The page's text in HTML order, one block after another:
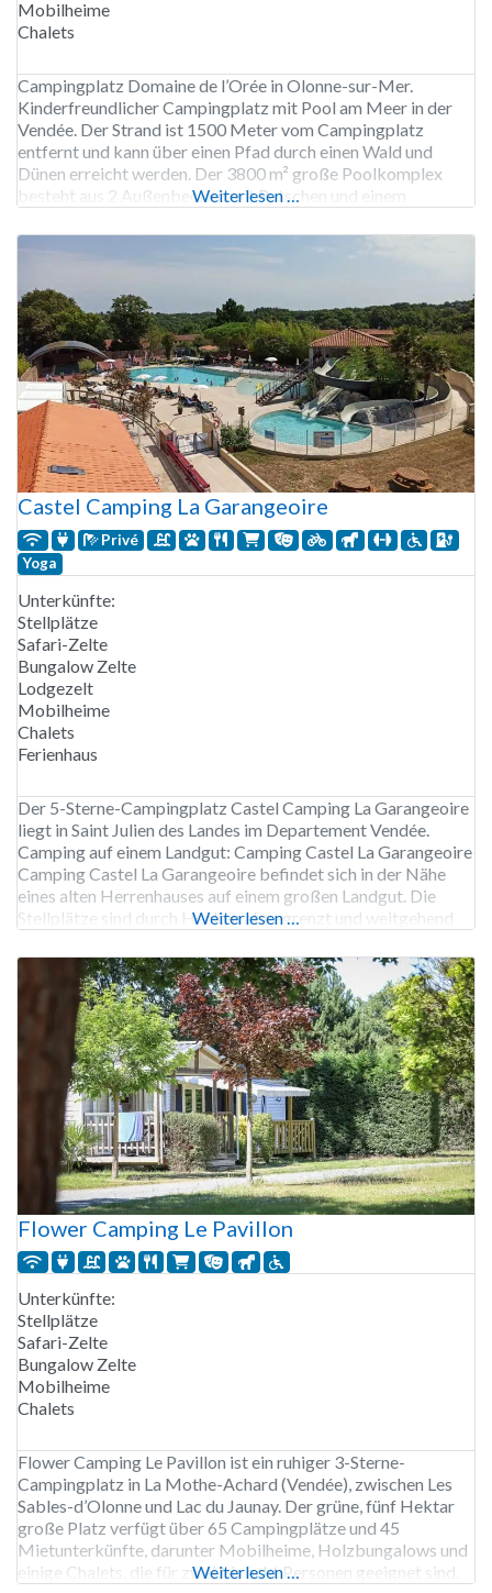
Mobilheime
Chalets
Campingplatz Domaine de l’Orée in Olonne-sur-Mer.
Kinderfreundlicher Campingplatz mit Pool am Meer in der
Vendée. Der Strand ist 1500 Meter vom Campingplatz
entfernt und kann über einen Pfad durch einen Wald und
Dünen erreicht werden. Der 3800 m² große Poolkomplex
besteht aus 2 Außenbecken mit Rutschen und einem
Wasserspielplatz. In der Nähe können Sie
Weiterlesen …
Castel Camping La Garangeoire
Privé
Yoga
Unterkünfte:
Stellplätze
Safari-Zelte
Bungalow Zelte
Lodgezelt
Mobilheime
Chalets
Ferienhaus
Der 5-Sterne-Campingplatz Castel Camping La Garangeoire
liegt in Saint Julien des Landes im Departement Vendée.
Camping auf einem Landgut: Camping Castel La Garangeoire
Camping Castel La Garangeoire befindet sich in der Nähe
eines alten Herrenhauses auf einem großen Landgut. Die
Stellplätze sind durch Hecken abgegrenzt und weitgehend
zwischen schattigen Plätzen unter
Weiterlesen …
Flower Camping Le Pavillon
Unterkünfte:
Stellplätze
Safari-Zelte
Bungalow Zelte
Mobilheime
Chalets
Flower Camping Le Pavillon ist ein ruhiger 3-Sterne-
Campingplatz in La Mothe-Achard (Vendée), zwischen Les
Sables-d’Olonne und Lac du Jaunay. Der grüne, fünf Hektar
große Platz verfügt über 65 Campingplätze und 45
Mietunterkünfte, darunter Mobilheime, Holzbungalows und
einige Chalets, die für zwei bis acht Personen geeignet sind.
Weiterlesen …